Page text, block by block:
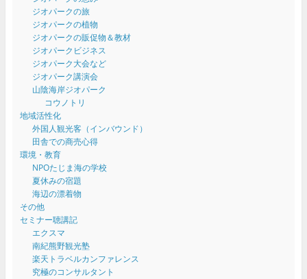
ジオパークの旅
ジオパークの植物
ジオパークの販促物＆教材
ジオパークビジネス
ジオパーク大会など
ジオパーク講演会
山陰海岸ジオパーク
コウノトリ
地域活性化
外国人観光客（インバウンド）
田舎での商売心得
環境・教育
NPOたじま海の学校
夏休みの宿題
海辺の漂着物
その他
セミナー聴講記
エクスマ
南紀熊野観光塾
楽天トラベルカンファレンス
究極のコンサルタント